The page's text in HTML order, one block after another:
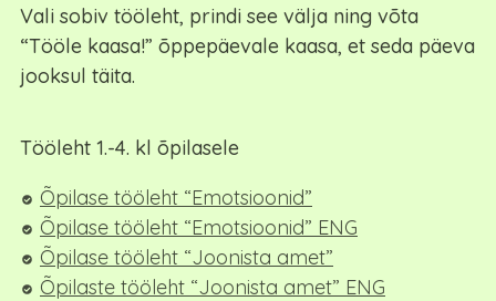
Vali sobiv tööleht, prindi see välja ning võta
“Tööle kaasa!” õppepäevale kaasa, et seda päeva
jooksul täita.
Tööleht 1.-4. kl õpilasele
Õpilase tööleht “Emotsioonid”
Õpilase tööleht “Emotsioonid” ENG
Õpilase tööleht “Joonista amet”
Õpilaste tööleht “Joonista amet” ENG